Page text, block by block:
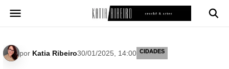
para
por Katia Ribeiro30/01/2025, 14:00 CIDADES